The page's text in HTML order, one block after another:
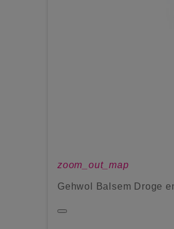
zoom_out_map
Gehwol Balsem Droge